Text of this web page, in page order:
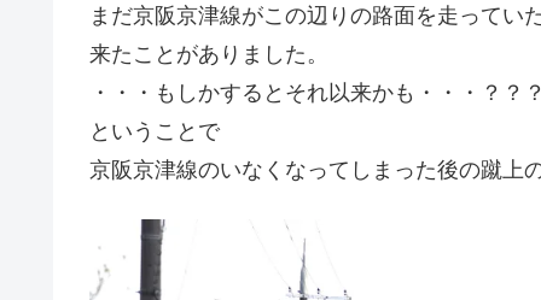
まだ京阪京津線がこの辺りの路面を走ってい
来たことがありました。
・・・もしかするとそれ以来かも・・・？？？
ということで
京阪京津線のいなくなってしまった後の蹴上